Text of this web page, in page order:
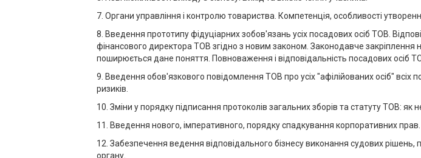
7. Органи управління і контролю товариства. Компетенція, особливості
8. Введення прототипу фідуціарних зобов'язань усіх посадових осіб ТОВ.
фінансового директора ТОВ згідно з новим законом. Законодавче закріплення
поширюється дане поняття. Повноваження і відповідальність посадових осіб
9. Введення обов'язкового повідомлення ТОВ про усіх "афілійованих осіб" всіх
ризиків.
10. Зміни у порядку підписання протоколів загальних зборів та статуту ТОВ:
11. Введення нового, імперативного, порядку спадкування корпоративних
12. Забезпечення ведення відповідального бізнесу виконання судових
органу.